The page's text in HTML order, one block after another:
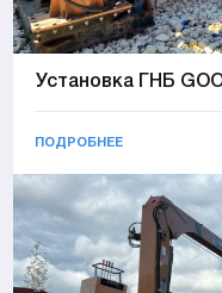
Установка ГНБ
ПОДРОБНЕЕ